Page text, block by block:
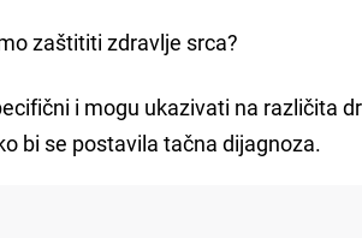
zaštititi zdravlje srca?
i mogu ukazivati na različita
bi se postavila tačna dijagnoza.